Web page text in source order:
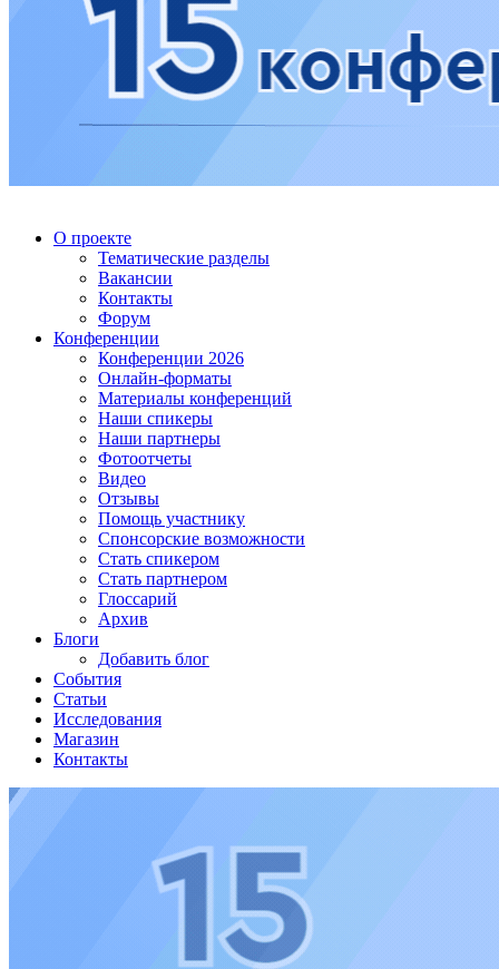
О проекте
Тематические разделы
Вакансии
Контакты
Форум
Конференции
Конференции 2026
Онлайн-форматы
Материалы конференций
Наши спикеры
Наши партнеры
Фотоотчеты
Видео
Отзывы
Помощь участнику
Спонсорские возможности
Стать спикером
Стать партнером
Глоссарий
Архив
Блоги
Добавить блог
События
Статьи
Исследования
Магазин
Контакты